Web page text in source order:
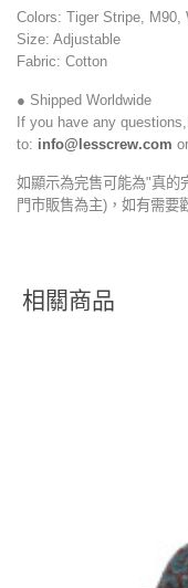
Colors: Tiger Stripe, M90,
Size: Adjustable
Fabric: Cotton
● Shipped Worldwide
If you have any
to: info@lesscrew.com or
如顯示為完售可能為"真的
門市販售為主)，如有需要
相關商品